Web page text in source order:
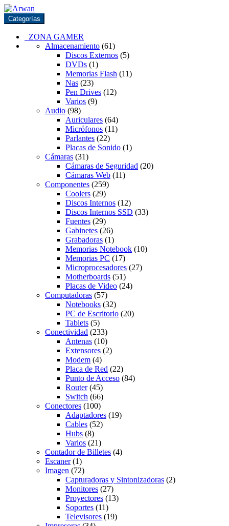
Saltar
la
navegación
Saltar
al
contenido
Categorías
ZONA GAMER
Almacenamiento (61)
Discos Externos (5)
DVDs (1)
Memorias Flash (11)
Nas (23)
Pen Drives (12)
Varios (9)
Audio (98)
Auriculares (64)
Micrófonos (11)
Parlantes (22)
Placas de Sonido (1)
Cámaras (31)
Cámaras de Seguridad (20)
Cámaras Web (11)
Componentes (259)
Coolers (29)
Discos Internos (12)
Discos Internos SSD (33)
Fuentes (29)
Gabinetes (26)
Grabadoras (1)
Memorias Notebook (10)
Memorias PC (17)
Microprocesadores (27)
Motherboards (51)
Placas de Video (24)
Computadoras (57)
Notebooks (32)
PC de Escritorio (20)
Tablets (5)
Conectividad (233)
Antenas (10)
Extensores (2)
Modem (4)
Placa de Red (22)
Punto de Acceso (84)
Router (45)
Switch (66)
Conectores (100)
Adaptadores (19)
Cables (52)
Hubs (8)
Varios (21)
Contador de Billetes (4)
Escaner (1)
Imagen (72)
Capturadoras y Sintonizadoras (2)
Monitores (27)
Proyectores (13)
Soportes (11)
Televisores (19)